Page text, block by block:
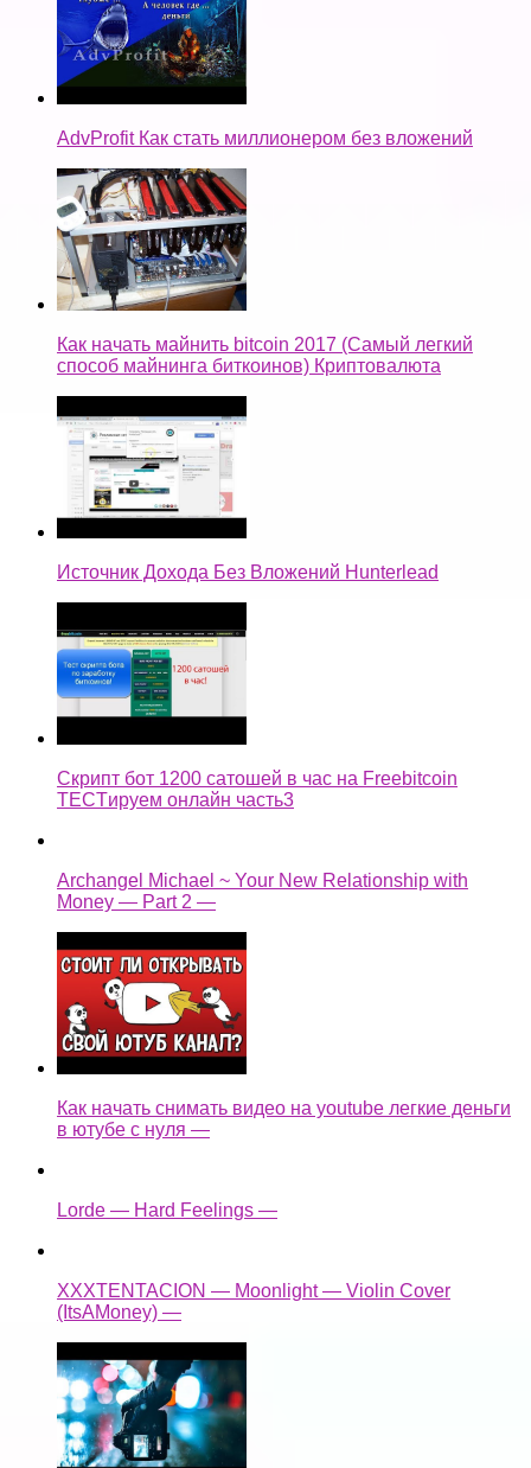
AdvProfit Как стать миллионером без вложений
Как начать майнить bitcoin 2017 (Самый легкий
способ майнинга биткоинов) Криптовалюта
Источник Дохода Без Вложений Hunterlead
Скрипт бот 1200 сатошей в час на Freebitcoin
TECTируем онлайн часть3
Archangel Michael ~ Your New Relationship with
Money — Part 2 —
Как начать снимать видео на youtube легкие деньги
в ютубе с нуля —
Lorde — Hard Feelings —
XXXTENTACION — Moonlight — Violin Cover
(ItsAMoney) —